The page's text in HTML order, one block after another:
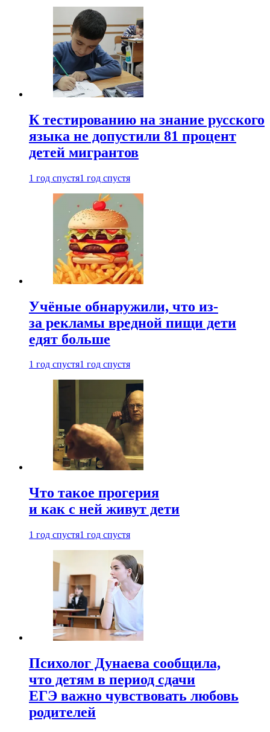
К тестированию на знание русского
языка не допустили 81 процент
детей мигрантов
1 год спустя1 год спустя
Учёные обнаружили, что из-
за рекламы вредной пищи дети
едят больше
1 год спустя1 год спустя
Что такое прогерия
и как с ней живут дети
1 год спустя1 год спустя
Психолог Дунаева сообщила,
что детям в период сдачи
ЕГЭ важно чувствовать любовь
родителей